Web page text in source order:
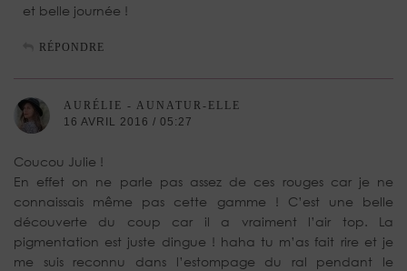
et belle journée !
RÉPONDRE
AURÉLIE - AUNATUR-ELLE
16 AVRIL 2016 / 05:27
Coucou Julie !
En effet on ne parle pas assez de ces rouges car je ne
connaissais même pas cette gamme ! C’est une belle
découverte du coup car il a vraiment l’air top. La
pigmentation est juste dingue ! haha tu m’as fait rire et je
me suis reconnu dans l’estompage du ral pendant le